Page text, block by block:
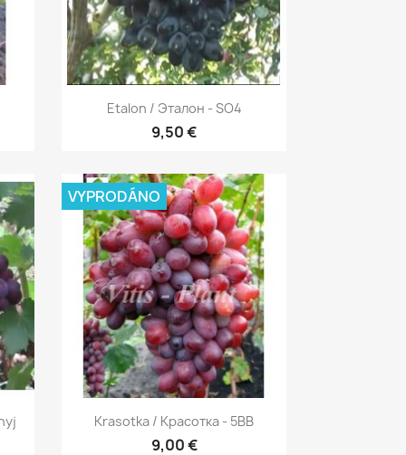
Rychlý náhled
Etalon / Эталон - SO4
9,50 €
Rychlý náhled
Krasotka / Красотка - 5BB
9,00 €
VYPRODÁNO